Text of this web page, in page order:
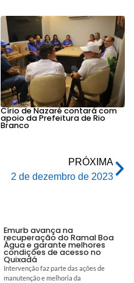
Círio de Nazaré contará com
apoio da Prefeitura de Rio
Branco
PRÓXIMA
2 de dezembro de 2023
Emurb avança na
recuperação do Ramal Boa
Água e garante melhores
condições de acesso no
Quixadá
Intervenção faz parte das ações de
manutenção e melhoria da